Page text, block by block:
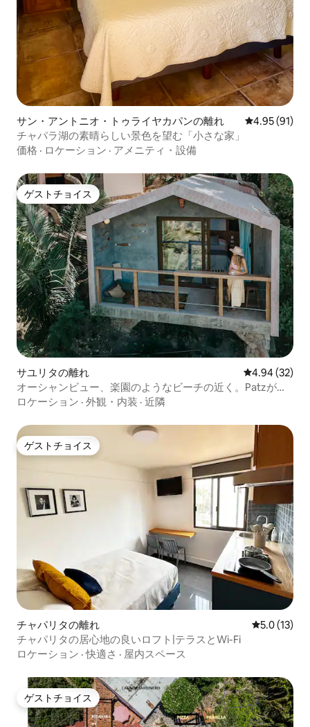
サン・アントニオ・トゥライヤカパンの離れ レビュー91
4.95 (91)
チャパラ湖の素晴らしい景色を望む「小さな家」
価格 · ロケーション · アメニティ・設備
ゲストチョイス
ゲストチョイス
サユリタの離れ レビュー32
4.94 (32)
オーシャンビュー、楽園のようなビーチの近く。Patzが待
っています
ロケーション · 外観・内装 · 近隣
ゲストチョイス
ゲストチョイス
チャパリタの離れ レビュー13
5.0 (13)
チャパリタの居心地の良いロフト|テラスとWi-Fi
ロケーション ·快適さ · 屋内スペース
ゲストチョイス
ゲストチョイス